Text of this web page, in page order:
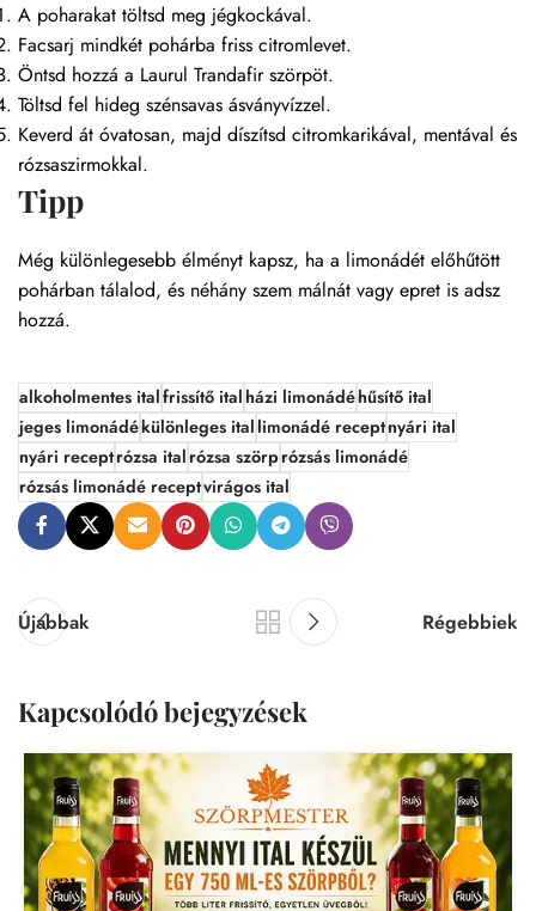
A poharakat töltsd meg jégkockával.
Facsarj mindkét pohárba friss citromlevet.
Öntsd hozzá a Laurul Trandafir szörpöt.
Töltsd fel hideg szénsavas ásványvízzel.
Keverd át óvatosan, majd díszítsd citromkarikával, mentával és
rózsaszirmokkal.
Tipp
Még különlegesebb élményt kapsz, ha a limonádét előhűtött
pohárban tálalod, és néhány szem málnát vagy epret is adsz
hozzá.
alkoholmentes italfrissítő italházi limonádéhűsítő ital
jeges limonádékülönleges itallimonádé receptnyári ital
nyári receptrózsa italrózsa szörprózsás limonádé
rózsás limonádé receptvirágos ital
Újabbak Régebbiek
Kapcsolódó bejegyzések